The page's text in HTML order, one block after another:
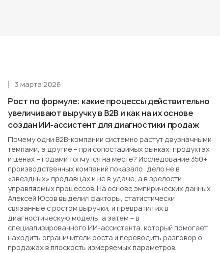
Рост по формуле: какие процессы действительно
увеличивают выручку в B2B и как на их основе
создан ИИ-ассистент для диагностики продаж
3 марта 2026
Почему одни B2B-компании системно растут двузначными
темпами, а другие – при сопоставимых рынках, продуктах
и ценах – годами топчутся на месте? Исследование 350+
производственных компаний показало: дело не в
«звездных» продавцах и не в удаче, а в зрелости
управляемых процессов. На основе эмпирических данных
Алексей Юсов выделил факторы, статистически
связанные с ростом выручки, и превратил их в
диагностическую модель, а затем – в
специализированного ИИ-ассистента, который помогает
находить ограничители роста и переводить разговор о
продажах в плоскость измеряемых параметров.